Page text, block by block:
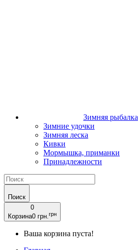
Зимняя рыбалка
Зимние удочки
Зимняя леска
Кивки
Мормышка, приманки
Принадлежности
Поиск
0
Корзина0 грн. грн
Ваша корзина пуста!